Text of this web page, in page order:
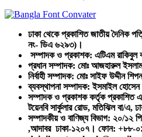
ঢাকা থেকে প্রকাশিত জাতীয় দৈনিক
নং- ডিএ ৬২৯৩)।
সম্পাদক ও প্রকাশক: এটিএম রাকিবুল
প্রধান সম্পাদক: মোঃ আজহারুল
নির্বাহী সম্পাদক: মোঃ সাইফ উদ্দীন
ব্যবস্থাপনা সম্পাদক: ইসমাইল
সম্পাদক ও প্রকাশক কর্তৃক প্রকাশিত
টয়েনবি সার্কুলার রোড, মতিঝিল বা/এ,
সম্পাদকীয় ও বাণিজ্য বিভাগ: ২০/১২
,আদাবর ঢাকা-১২০৭। ফোন: +৮৮-